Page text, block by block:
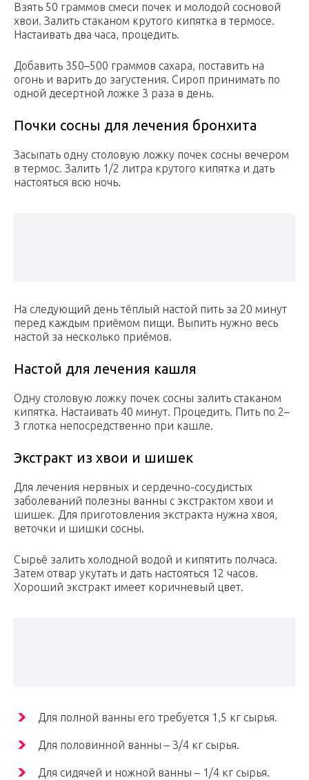
Взять 50 граммов смеси почек и молодой сосновой
хвои. Залить стаканом крутого кипятка в термосе.
Настаивать два часа, процедить.
Добавить 350–500 граммов сахара, поставить на
огонь и варить до загустения. Сироп принимать по
одной десертной ложке 3 раза в день.
Почки сосны для лечения бронхита
Засыпать одну столовую ложку почек сосны вечером
в термос. Залить 1/2 литра крутого кипятка и дать
настояться всю ночь.
На следующий день тёплый настой пить за 20 минут
перед каждым приёмом пищи. Выпить нужно весь
настой за несколько приёмов.
Настой для лечения кашля
Одну столовую ложку почек сосны залить стаканом
кипятка. Настаивать 40 минут. Процедить. Пить по 2–
3 глотка непосредственно при кашле.
Экстракт из хвои и шишек
Для лечения нервных и сердечно-сосудистых
заболеваний полезны ванны с экстрактом хвои и
шишек. Для приготовления экстракта нужна хвоя,
веточки и шишки сосны.
Сырьё залить холодной водой и кипятить полчаса.
Затем отвар укутать и дать настояться 12 часов.
Хороший экстракт имеет коричневый цвет.
Для полной ванны его требуется 1,5 кг сырья.
Для половинной ванны – 3/4 кг сырья.
Для сидячей и ножной ванны – 1/4 кг сырья.